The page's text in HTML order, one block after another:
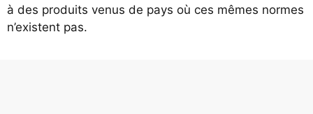
à des produits venus de pays où ces mêmes normes
n’existent pas.